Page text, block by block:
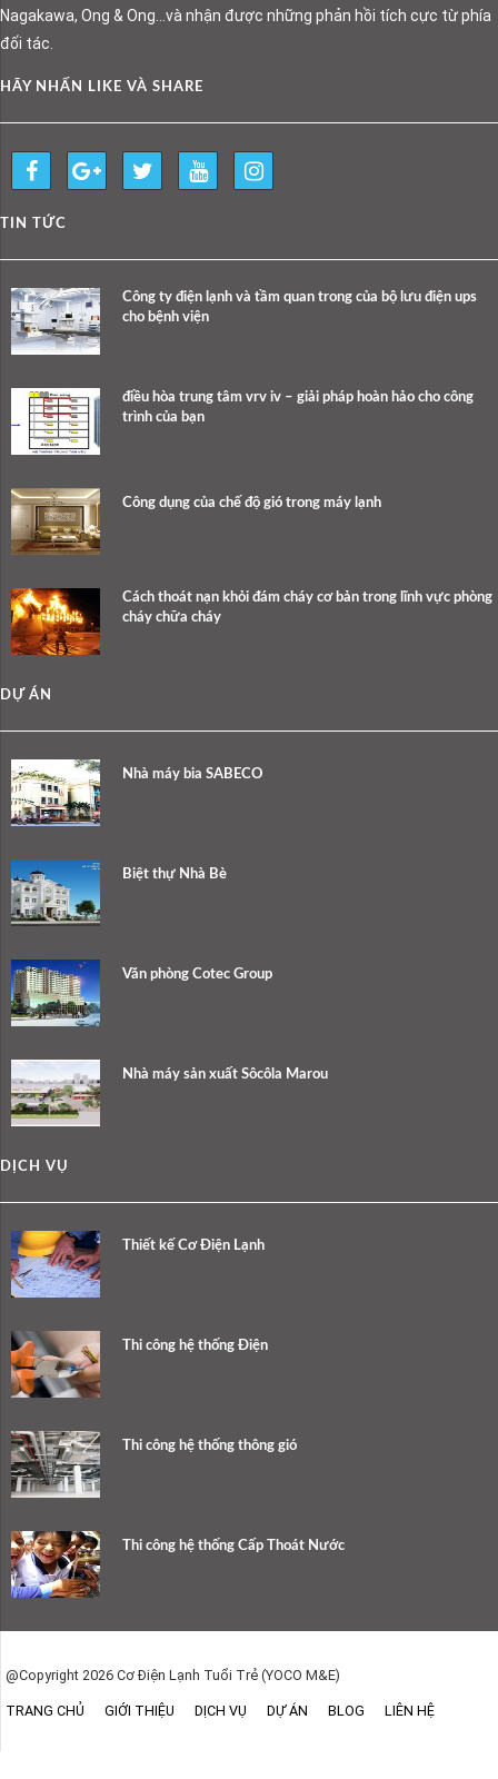
Nagakawa, Ong & Ong…và nhận được những phản hồi tích cực từ phía
đối tác.
HÃY NHẤN LIKE VÀ SHARE
TIN TỨC
Công ty điện lạnh và tầm quan trong của bộ lưu điện ups
cho bệnh viện
điều hòa trung tâm vrv iv – giải pháp hoàn hảo cho công
trình của bạn
Công dụng của chế độ gió trong máy lạnh
Cách thoát nạn khỏi đám cháy cơ bản trong lĩnh vực phòng
cháy chữa cháy
DỰ ÁN
Nhà máy bia SABECO
Biệt thự Nhà Bè
Văn phòng Cotec Group
Nhà máy sản xuất Sôcôla Marou
DỊCH VỤ
Thiết kế Cơ Điện Lạnh
Thi công hệ thống Điện
Thi công hệ thống thông gió
Thi công hệ thống Cấp Thoát Nước
@Copyright 2026 Cơ Điện Lạnh Tuổi Trẻ (YOCO M&E)
TRANG CHỦ GIỚI THIỆU DỊCH VỤ DỰ ÁN BLOG LIÊN HỆ